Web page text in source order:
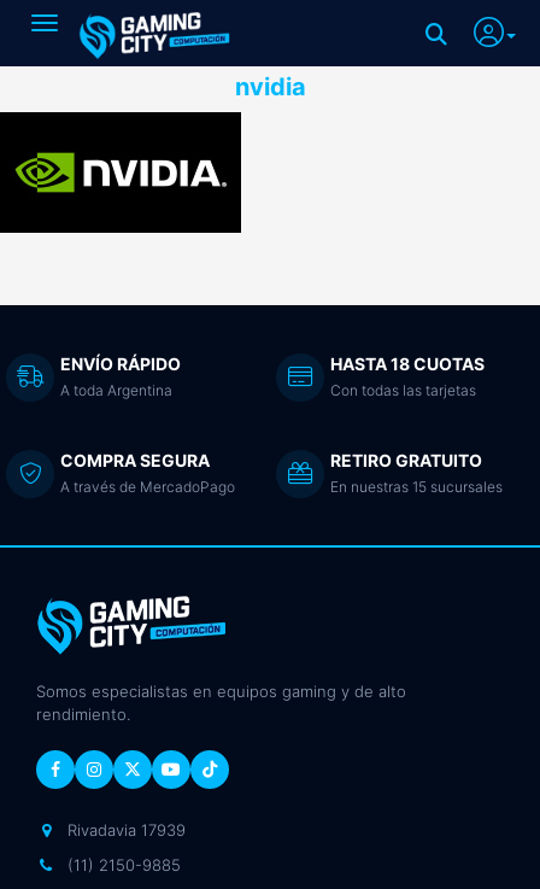
Toggle navigation
nvidia
ENVÍO RÁPIDO
A toda Argentina
HASTA 18 CUOTAS
Con todas las tarjetas
COMPRA SEGURA
A través de MercadoPago
RETIRO GRATUITO
En nuestras 15 sucursales
Somos especialistas en equipos gaming y de alto
rendimiento.
Rivadavia 17939
(11) 2150-9885